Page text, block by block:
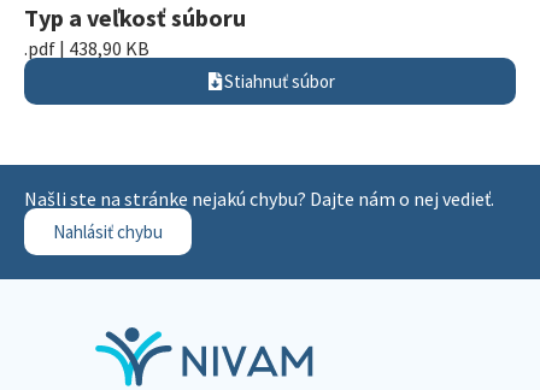
Typ a veľkosť súboru
.pdf | 438,90 KB
Stiahnuť súbor
Našli ste na stránke nejakú chybu? Dajte nám o nej vedieť.
Nahlásiť chybu